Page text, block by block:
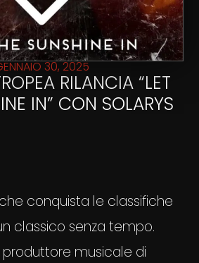
30, 2025
RILANCIA “LET
IN” CON SOLARYS
conquista le classifiche
classico senza tempo.
produttore musicale di